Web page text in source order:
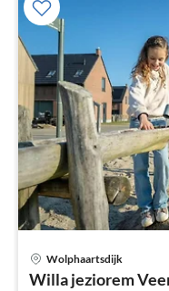
Wolphaartsdijk
Willa jeziorem